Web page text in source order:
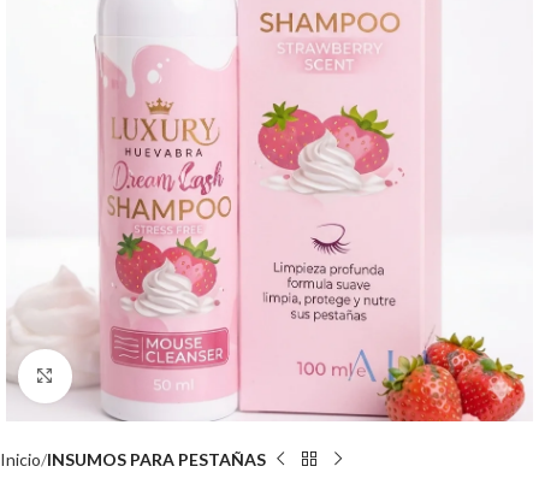
Click to enlarge
Inicio INSUMOS PARA PESTAÑAS